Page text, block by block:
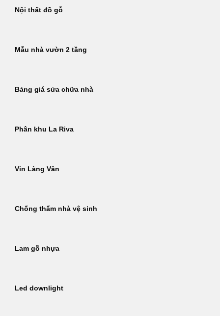
Nội thất đồ gỗ
Mẫu nhà vườn 2 tầng
Bảng giá sửa chữa nhà
Phân khu La Riva
Vin Làng Vân
Chống thấm nhà vệ sinh
Lam gỗ nhựa
Led downlight